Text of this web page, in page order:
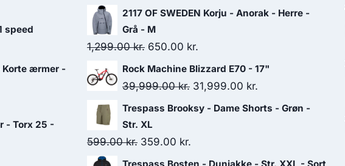
speed
Korte ærmer -
- Torx 25 -
price
599.00 kr..
price
2117 OF SWEDEN Korju - Anorak - Herre -
Grå - M
1,299.00kr. Original
price
was:
650.00 kr.
price
is:
Rock Machine Blizzard E70 - 17"
39,999.00kr. Original
price
31,999.00 kr.
price
Trespass Brooksy - Dame Shorts - Grøn -
Str. XL
599.00kr. Original
price
359.00 kr.
price